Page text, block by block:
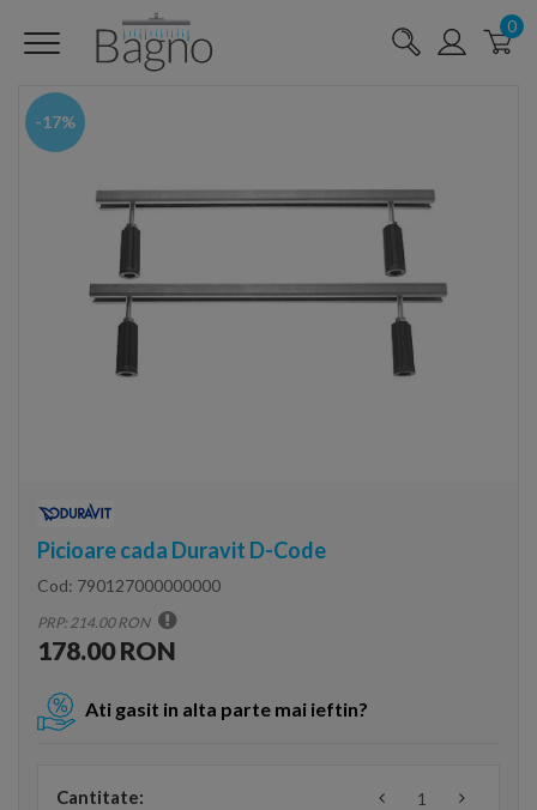
0
-17%
Picioare cada Duravit D-Code
Cod: 790127000000000
PRP: 214.00 RON
178.00 RON
Ati gasit in alta parte mai ieftin?
Cantitate: